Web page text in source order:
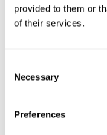
provided to them or
of their services.
Selection
Necessary
Preferences